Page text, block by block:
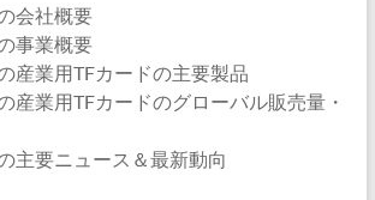
会社概要
事業概要
業用TFカードの主要製品
業用TFカードのグローバル販売量・
要ニュース＆最新動向